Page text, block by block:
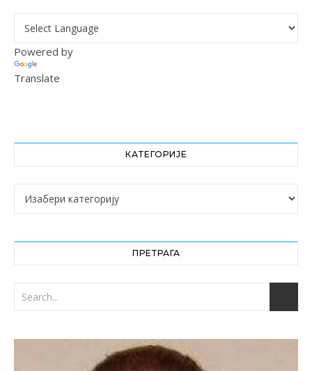
Powered by
Translate
КАТЕГОРИЈЕ
Категорије
ПРЕТРАГА